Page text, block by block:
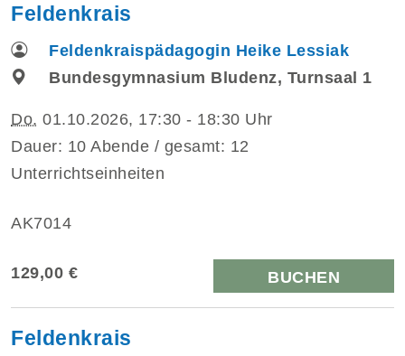
Feldenkrais
Feldenkraispädagogin Heike Lessiak
Bundesgymnasium Bludenz, Turnsaal 1
Do. 01.10.2026, 17:30 - 18:30 Uhr
Dauer: 10 Abende / gesamt: 12
Unterrichtseinheiten
AK7014
129,00 € BUCHEN
Feldenkrais